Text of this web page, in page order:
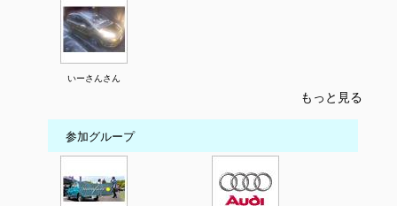
いーさんさん
もっと見る
参加グループ